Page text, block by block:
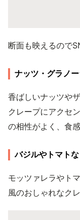
断面も映えるので
ナッツ・グラノー
香ばしいナッツや
クレープにアクセ
の相性がよく、食
バジルやトマト
モッツァレラやト
風のおしゃれなクレ